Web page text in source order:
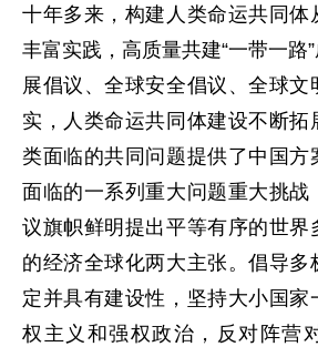
十年多来，构建人类命运共同体
丰富实践，高质量共建“一带一路
展倡议、全球安全倡议、全球文
实，人类命运共同体建设不断拓
类面临的共同问题提供了中国方
面临的一系列重大问题重大挑战
议旗帜鲜明提出平等有序的世界
的经济全球化两大主张。倡导多
定并具有建设性，坚持大小国家
权主义和强权政治，反对阵营